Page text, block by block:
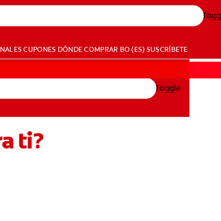
CUPONES DÓNDE COMPRAR BO (ES) SUSCRÍBETE
Toggle
ti?